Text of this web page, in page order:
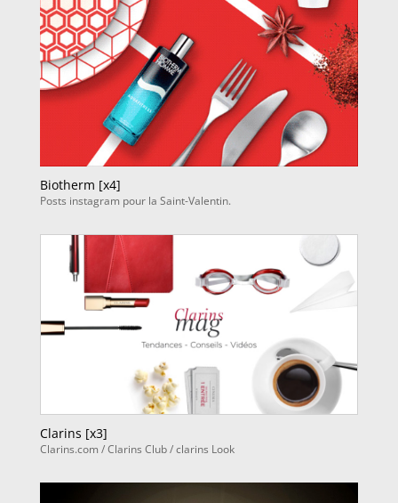
Biotherm [x4]
Posts instagram pour la Saint-Valentin.
Clarins [x3]
Clarins.com / Clarins Club / clarins Look